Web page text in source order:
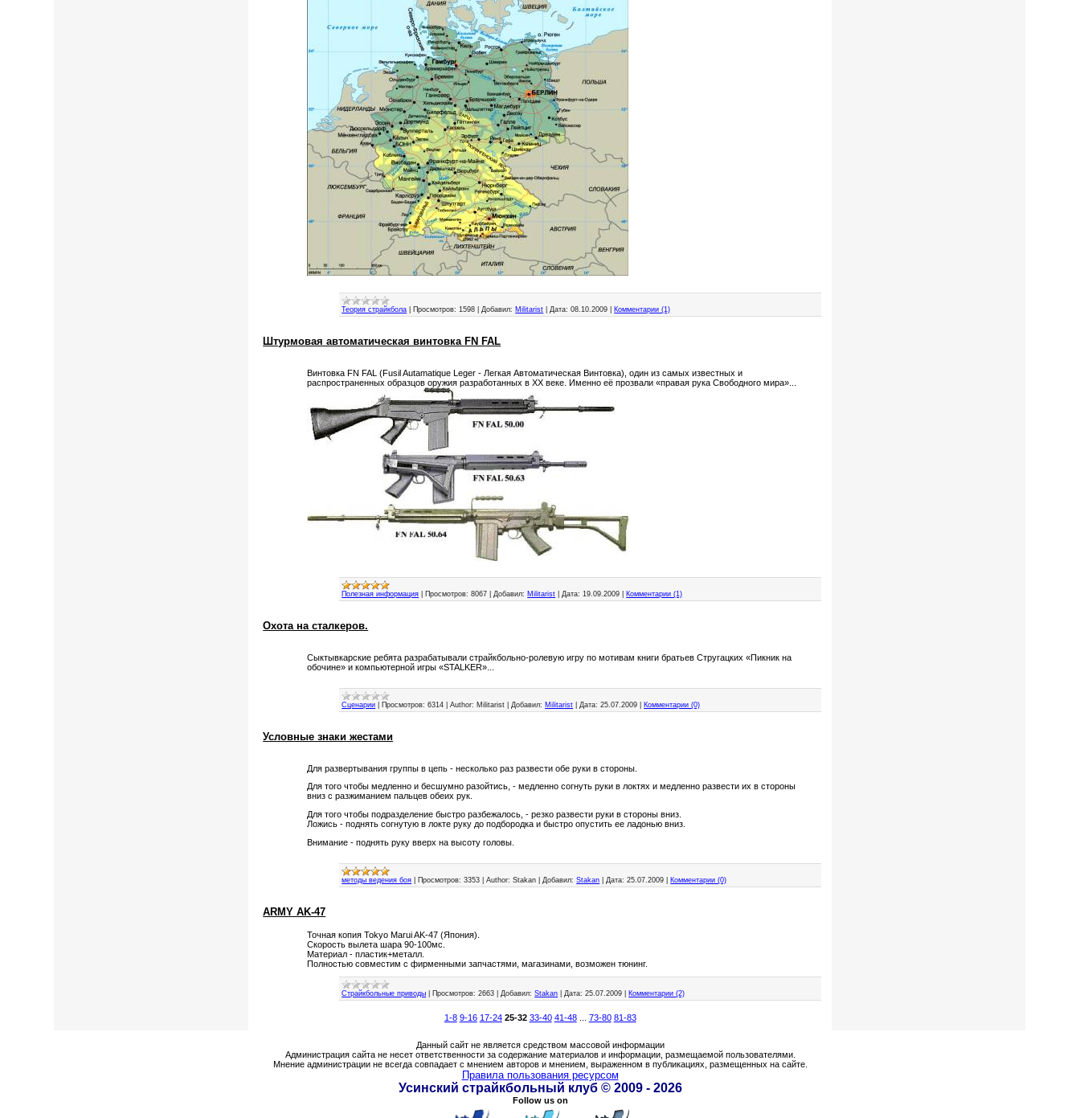
Теория страйкбола Просмотров: 1598 Добавил: Militarist Дата: 08.10.2009 Комментарии (1)
Штурмовая автоматическая винтовка FN FAL
Винтовка FN FAL (Fusil Autamatique Leger - Легкая Автоматическая Винтовка), один из самых известных и
распространенных образцов оружия разработанных в ХХ веке. Именно её прозвали «правая рука Свободного мира»...
Полезная информация Просмотров: 8067 |Добавил: Militarist |Дата: 19.09.2009 Комментарии (1)
Охота на сталкеров.
Сыктывкарские ребята разрабатывали страйкбольно-ролевую игру по мотивам книги братьев Стругацких «Пикник на
обочине» и компьютерной игры «STALKER»...
Сценарии Просмотров: 6314 |Author: Militarist |Добавил: Militarist |Дата: 25.07.2009 Комментарии (0)
Условные знаки жестами
Для развертывания группы в цепь - несколько раз развести обе руки в стороны.
Для того чтобы медленно и бесшумно разойтись, - медленно согнуть руки в локтях и медленно развести их в стороны
вниз с разжиманием пальцев обеих рук.
Для того чтобы подразделение быстро разбежалось, - резко развести руки в стороны вниз.
Ложись - поднять согнутую в локте руку до подбородка и быстро опустить ее ладонью вниз.
Внимание - поднять руку вверх на высоту головы.
методы ведения боя Просмотров: 3353 |Author: Stakan |Добавил: Stakan |Дата: 25.07.2009 Комментарии (0)
ARMY AK-47
Точная копия Tokyo Marui AK-47 (Япония).
Скорость вылета шара 90-100мс.
Материал - пластик+металл.
Полностью совместим с фирменными запчастями, магазинами, возможен тюнинг.
Страйкбольные приводы Просмотров: 2663 Добавил: Stakan Дата: 25.07.2009 Комментарии (2)
1-8 9-16 17-24 25-32 33-40 41-48 73-80 81-83
Данный сайт не является средством массовой информации
Администрация сайта не несет ответственности за содержание материалов и информации, размещаемой пользователями.
Мнение администрации не всегда совпадает с мнением авторов и мнением, выраженном в публикациях, размещенных на сайте.
Правила пользования ресурсом
Усинский страйкбольный клуб © 2009 - 2026
Follow us on